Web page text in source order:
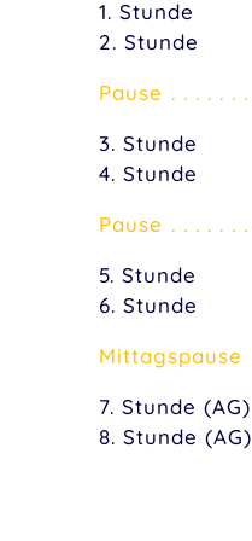
1. Stunde
2. Stunde
Pause
3. Stunde
4. Stunde
Pause
5. Stunde
6. Stunde
Mittagspause
7. Stunde (AG)
8. Stunde (AG)